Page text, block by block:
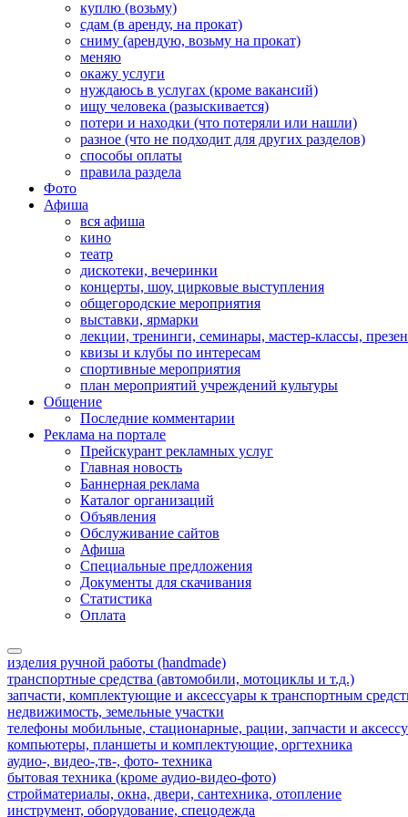
куплю (возьму)
сдам (в аренду, на прокат)
сниму (арендую, возьму на прокат)
меняю
окажу услуги
нуждаюсь в услугах (кроме вакансий)
ищу человека (разыскивается)
потери и находки (что потеряли или нашли)
разное (что не подходит для других разделов)
способы оплаты
правила раздела
Фото
Афиша
вся афиша
кино
театр
дискотеки, вечеринки
концерты, шоу, цирковые выступления
общегородские мероприятия
выставки, ярмарки
лекции, тренинги, семинары, мастер-классы,
квизы и клубы по интересам
спортивные мероприятия
план мероприятий учреждений культуры
Общение
Последние комментарии
Реклама на портале
Прейскурант рекламных услуг
Главная новость
Баннерная реклама
Каталог организаций
Объявления
Обслуживание сайтов
Афиша
Специальные предложения
Документы для скачивания
Статистика
Оплата
изделия ручной работы (handmade)
транспортные средства (автомобили, мотоциклы и т.д.)
запчасти, комплектующие и аксессуары к транспортным
недвижимость, земельные участки
телефоны мобильные, стационарные, рации, запчасти и
компьютеры, планшеты и комплектующие, оргтехника
аудио-, видео-,тв-, фото- техника
бытовая техника (кроме аудио-видео-фото)
стройматериалы, окна, двери, сантехника, отопление
инструмент, оборудование, спецодежда